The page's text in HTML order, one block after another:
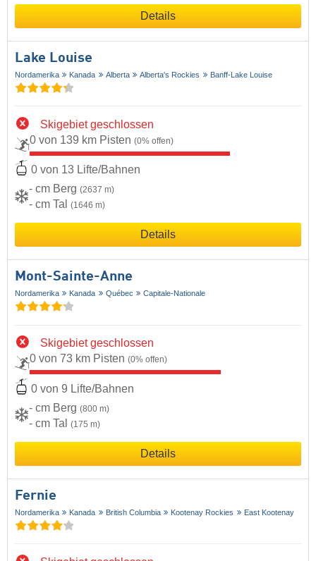
Details
Lake Louise
Nordamerika Kanada Alberta Alberta's Rockies Banff-Lake Louise
Skigebiet geschlossen
0 von 139 km Pisten (0% offen)
0 von 13 Lifte/Bahnen
- cm Berg (2637 m)
- cm Tal (1646 m)
Details
Mont-Sainte-Anne
Nordamerika Kanada Québec Capitale-Nationale
Skigebiet geschlossen
0 von 73 km Pisten (0% offen)
0 von 9 Lifte/Bahnen
- cm Berg (800 m)
- cm Tal (175 m)
Details
Fernie
Nordamerika Kanada British Columbia Kootenay Rockies East Kootenay